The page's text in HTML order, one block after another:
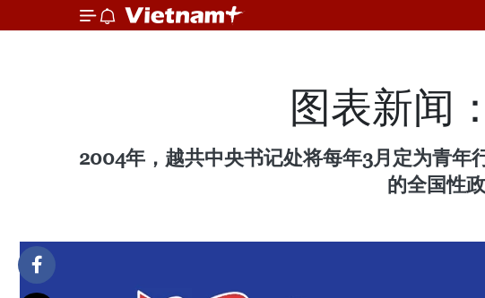
图表新闻
2004年，越共中央书记处将每年3月定为青年
的全国性